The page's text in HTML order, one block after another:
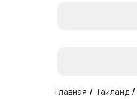
Главная / Таиланд /